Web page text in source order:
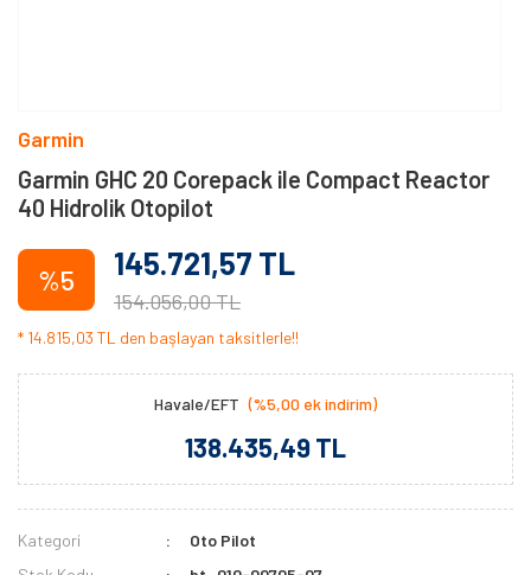
Garmin
Garmin GHC 20 Corepack ile Compact Reactor
40 Hidrolik Otopilot
%5 145.721,57 TL
154.056,00 TL
* 14.815,03 TL den başlayan taksitlerle!!
Havale/EFT (%5,00 ek indirim)
138.435,49 TL
Kategori
Oto Pilot